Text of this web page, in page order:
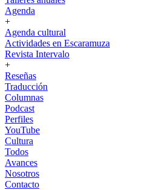
Agenda
+
Agenda cultural
Actividades en Escaramuza
Revista Intervalo
+
Reseñas
Traducción
Columnas
Podcast
Perfiles
YouTube
Cultura
Todos
Avances
Nosotros
Contacto